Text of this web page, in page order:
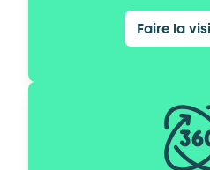
Faire la